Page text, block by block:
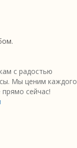
с радостью
Мы ценим каждого
сейчас!